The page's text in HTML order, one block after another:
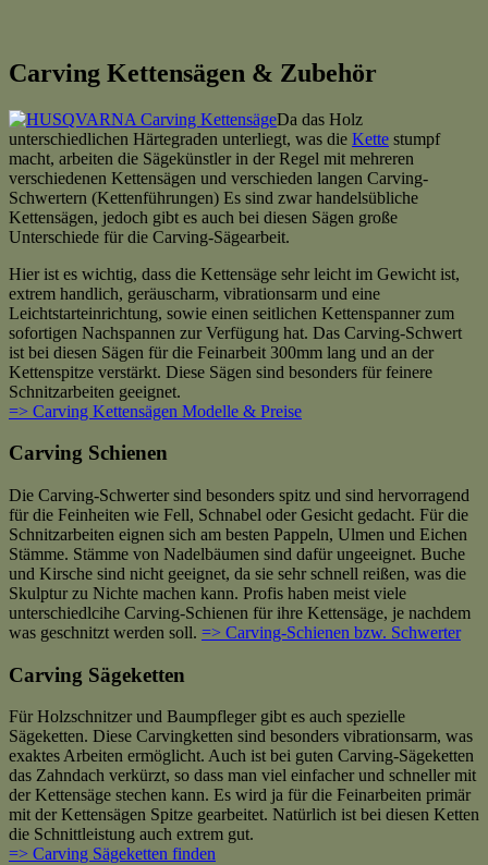
Carving Kettensägen & Zubehör
Da das Holz
unterschiedlichen Härtegraden unterliegt, was die Kette stumpf
macht, arbeiten die Sägekünstler in der Regel mit mehreren
verschiedenen Kettensägen und verschieden langen Carving-
Schwertern (Kettenführungen) Es sind zwar handelsübliche
Kettensägen, jedoch gibt es auch bei diesen Sägen große
Unterschiede für die Carving-Sägearbeit.
Hier ist es wichtig, dass die Kettensäge sehr leicht im Gewicht ist,
extrem handlich, geräuscharm, vibrationsarm und eine
Leichtstarteinrichtung, sowie einen seitlichen Kettenspanner zum
sofortigen Nachspannen zur Verfügung hat. Das Carving-Schwert
ist bei diesen Sägen für die Feinarbeit 300mm lang und an der
Kettenspitze verstärkt. Diese Sägen sind besonders für feinere
Schnitzarbeiten geeignet.
=> Carving Kettensägen Modelle & Preise
Carving Schienen
Die Carving-Schwerter sind besonders spitz und sind hervorragend
für die Feinheiten wie Fell, Schnabel oder Gesicht gedacht. Für die
Schnitzarbeiten eignen sich am besten Pappeln, Ulmen und Eichen
Stämme. Stämme von Nadelbäumen sind dafür ungeeignet. Buche
und Kirsche sind nicht geeignet, da sie sehr schnell reißen, was die
Skulptur zu Nichte machen kann. Profis haben meist viele
unterschiedlcihe Carving-Schienen für ihre Kettensäge, je nachdem
was geschnitzt werden soll. => Carving-Schienen bzw. Schwerter
Carving Sägeketten
Für Holzschnitzer und Baumpfleger gibt es auch spezielle
Sägeketten. Diese Carvingketten sind besonders vibrationsarm, was
exaktes Arbeiten ermöglicht. Auch ist bei guten Carving-Sägeketten
das Zahndach verkürzt, so dass man viel einfacher und schneller mit
der Kettensäge stechen kann. Es wird ja für die Feinarbeiten primär
mit der Kettensägen Spitze gearbeitet. Natürlich ist bei diesen Ketten
die Schnittleistung auch extrem gut.
=> Carving Sägeketten finden